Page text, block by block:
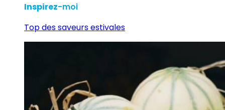
Inspirez-moi
Top des saveurs estivales